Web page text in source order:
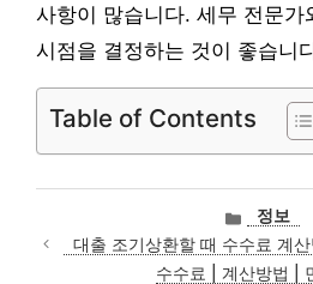
사항이 많습니다. 세무 전문가
시점을 결정하는 것이 좋습니
Table of Contents
카
테
고
정보
대출 조기상환할 때 수수료 계
수수료 | 계산방법 |